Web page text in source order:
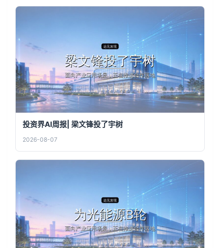
投资界AI周报| 梁文锋投了宇树
2026-08-07